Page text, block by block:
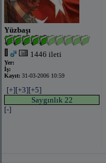
Yüzbaşı
1446 ileti
Yer:
İş:
Kayıt: 31-03-2006 10:59
[+][+3][+5]
Saygınlık 22
[-]